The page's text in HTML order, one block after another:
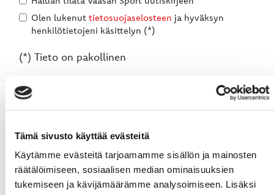
Tämä sivusto käyttää evästeitä
Käytämme evästeitä tarjoamamme sisällön ja mainosten
räätälöimiseen, sosiaalisen median ominaisuuksien
tukemiseen ja kävijämäärämme analysoimiseen. Lisäksi
Olen lukenut tietosuojaselosteen ja hyväksyn
henkilötietojeni käsittelyn (*)
(*) Tieto on pakollinen